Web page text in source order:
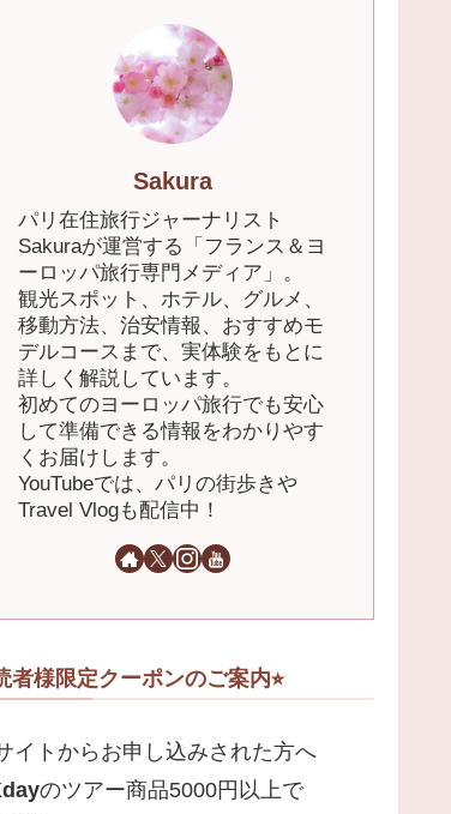
Sakura
パリ在住旅行ジャーナリスト
Sakuraが運営する「フランス＆ヨ
ーロッパ旅行専門メディア」。
観光スポット、ホテル、グルメ、
移動方法、治安情報、おすすめモ
デルコースまで、実体験をもとに
詳しく解説しています。
初めてのヨーロッパ旅行でも安心
して準備できる情報をわかりやす
くお届けします。
YouTubeでは、パリの街歩きや
Travel Vlogも配信中！
者様限定クーポンのご案内⭐︎
イトからお申し込みされた方へ
のツアー商品5000円以上で